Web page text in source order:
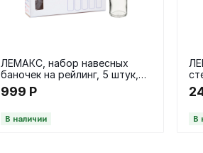
ЛЕМАКС, набор навесных
баночек на рейлинг, 5 штук,
хром
999 Р
В наличии В